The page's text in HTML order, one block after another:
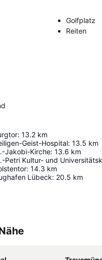
Golfplatz
Reiten
: 13.2 km
Geist-Hospital: 13.5 km
Jakobi-Kirche: 13.6 km
Petri Kultur- und
: 14.3 km
Lübeck: 20.5 km